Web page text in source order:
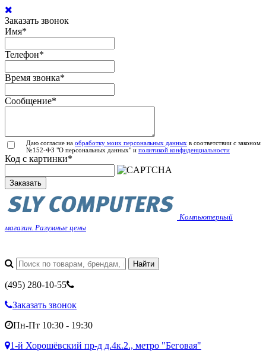
Заказать звонок
Имя*
Телефон*
Время звонка*
Сообщение*
Даю согласие на обработку моих персональных данных в соответствии с законом
№152-ФЗ "О персональных данных" и политикой конфиденциальности
Код с картинки*
Заказать
Компьютерный
магазин. Разумные цены
(495) 280-10-55
Заказать звонок
Пн-Пт 10:30 - 19:30
1-й Хорошёвский пр-д д.4к.2., метро "Беговая"